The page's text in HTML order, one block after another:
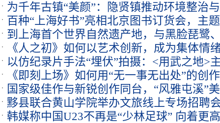
南文旅新名片
为千年古镇“美颜”：隐贤镇推动环境整治
深度融合
百种“上海好书”亮相北京图书订货会，主
与生活
到上海首个世界自然遗产地，与黑脸琵鹭
《人之初》如何以艺术创新，成为集体情
以仿纪录片手法“埋伏”拍摄：<用武之地>
境外人质绝境
《即刻上场》如何用“无一事无出处”的创
启示
国家级佳作与新锐创作同台，“风雅屯溪”
启幕
黟县联合黄山学院举办文旅线上专场招聘
韩媒称中国U23不再是“少林足球” 向着更